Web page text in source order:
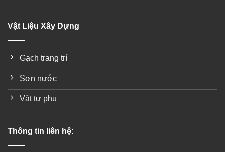
Vật Liệu Xây Dựng
Gạch trang trí
Sơn nước
Vật tư phụ
Thông tin liên hệ: